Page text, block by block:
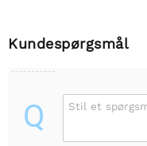
Kundespørgsmål
Q Stil et